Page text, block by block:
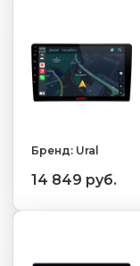
Бренд: Ural
14 849 руб.